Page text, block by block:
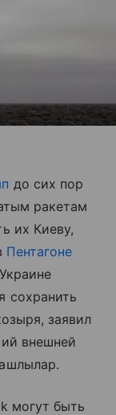
до сих пор
ракетам
их Киеву,
Пентагоне
сохранить
заявил
внешней
могут быть